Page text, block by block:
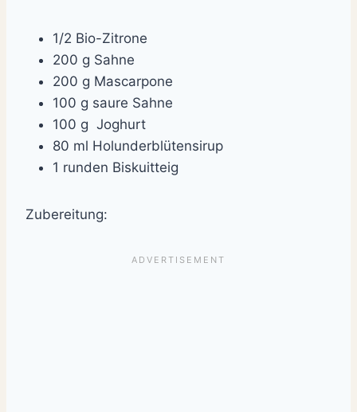
1/2 Bio-Zitrone
200 g Sahne
200 g Mascarpone
100 g saure Sahne
100 g Joghurt
80 ml Holunderblütensirup
1 runden Biskuitteig
Zubereitung: